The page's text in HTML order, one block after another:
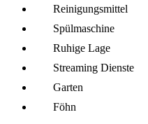
Reinigungsmittel
Spül­maschine
Ruhige Lage
Streaming Dienste
Garten
Föhn